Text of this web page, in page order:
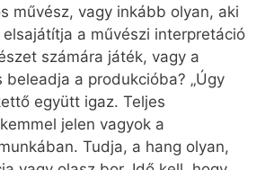
művész, vagy inkább olyan, aki
a művészi interpretáció
számára játék, vagy a
a produkcióba? „Úgy
együtt igaz. Teljes
jelen vagyok a
Tudja, a hang olyan,